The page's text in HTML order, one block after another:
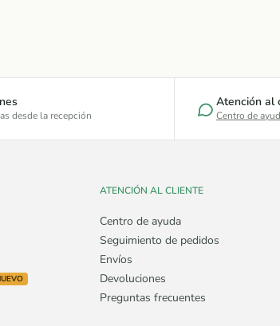
desde la recepción
Atención al
Centro de
ATENCIÓN AL CLIENTE
Centro de ayuda
Seguimiento de pedidos
Envíos
Devoluciones
Preguntas frecuentes